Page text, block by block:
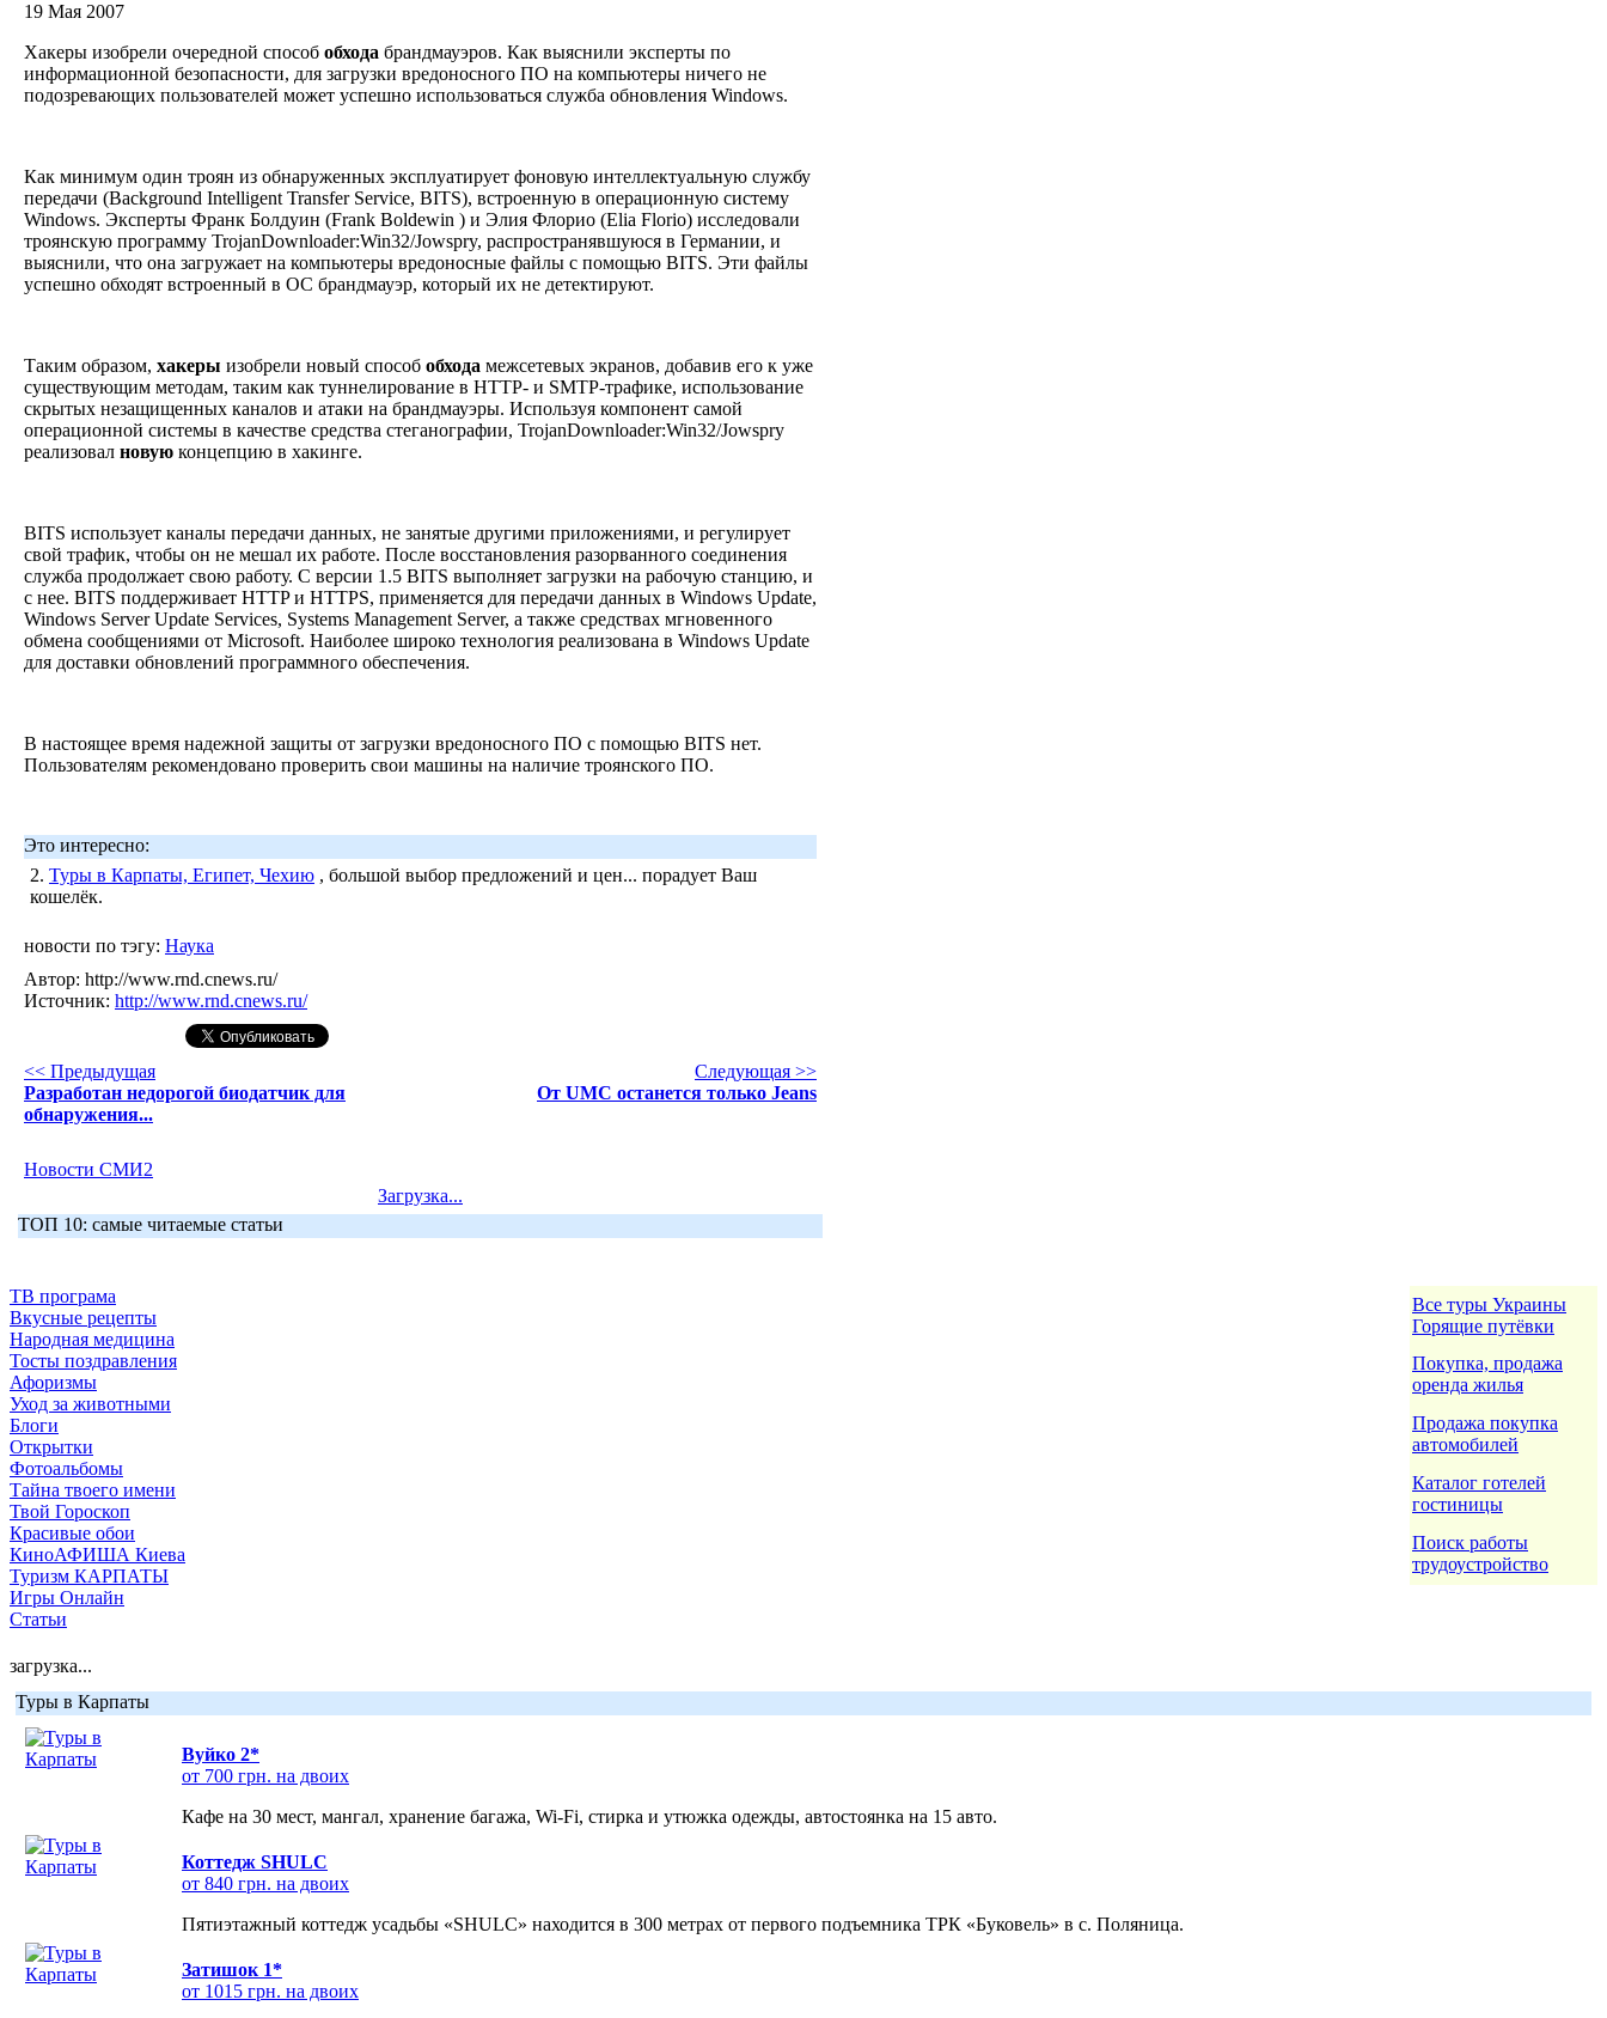
19 Мая 2007
Хакеры изобрели очередной способ обхода брандмауэров. Как выяснили эксперты по
информационной безопасности, для загрузки вредоносного ПО на компьютеры ничего не
подозревающих пользователей может успешно использоваться служба обновления Windows.
Как минимум один троян из обнаруженных эксплуатирует фоновую интеллектуальную службу
передачи (Background Intelligent Transfer Service, BITS), встроенную в операционную систему
Windows. Эксперты Франк Болдуин (Frank Boldewin ) и Элия Флорио (Elia Florio) исследовали
троянскую программу TrojanDownloader:Win32/Jowspry, распространявшуюся в Германии, и
выяснили, что она загружает на компьютеры вредоносные файлы с помощью BITS. Эти файлы
успешно обходят встроенный в ОС брандмауэр, который их не детектируют.
Таким образом, хакеры изобрели новый способ обхода межсетевых экранов, добавив его к уже
существующим методам, таким как туннелирование в HTTP- и SMTP-трафике, использование
скрытых незащищенных каналов и атаки на брандмауэры. Используя компонент самой
операционной системы в качестве средства стеганографии, TrojanDownloader:Win32/Jowspry
реализовал новую концепцию в хакинге.
BITS использует каналы передачи данных, не занятые другими приложениями, и регулирует
свой трафик, чтобы он не мешал их работе. После восстановления разорванного соединения
служба продолжает свою работу. С версии 1.5 BITS выполняет загрузки на рабочую станцию, и
с нее. BITS поддерживает HTTP и HTTPS, применяется для передачи данных в Windows Update,
Windows Server Update Services, Systems Management Server, а также средствах мгновенного
обмена сообщениями от Microsoft. Наиболее широко технология реализована в Windows Update
для доставки обновлений программного обеспечения.
В настоящее время надежной защиты от загрузки вредоносного ПО с помощью BITS нет.
Пользователям рекомендовано проверить свои машины на наличие троянского ПО.
Это интересно:
2. Туры в Карпаты, Египет, Чехию , большой выбор предложений и цен... порадует Ваш
кошелёк.
новости по тэгу: Наука
Автор: http://www.rnd.cnews.ru/
Источник: http://www.rnd.cnews.ru/
<< Предыдущая
Разработан недорогой биодатчик для
обнаружения...
Следующая >>
От UMC останется только Jeans
Новости СМИ2
Загрузка...
ТОП 10: самые читаемые статьи
ТВ програма
Вкусные рецепты
Народная медицина
Тосты поздравления
Афоризмы
Уход за животными
Блоги
Открытки
Фотоальбомы
Тайна твоего имени
Твой Гороскоп
Красивые обои
КиноАФИША Киева
Туризм КАРПАТЫ
Игры Онлайн
Статьи
Все туры Украины
Горящие путёвки
Покупка, продажа
оренда жилья
Продажа покупка
автомобилей
Каталог готелей
гостиницы
Поиск работы
трудоустройство
загрузка...
Туры в Карпаты
Вуйко 2*
от 700 грн. на двоих
Кафе на 30 мест, мангал, хранение багажа, Wi-Fi, стирка и утюжка одежды, автостоянка на 15 авто.
Коттедж SHULC
от 840 грн. на двоих
Пятиэтажный коттедж усадьбы «SHULC» находится в 300 метрах от первого подъемника ТРК «Буковель» в с. Поляница.
Затишок 1*
от 1015 грн. на двоих